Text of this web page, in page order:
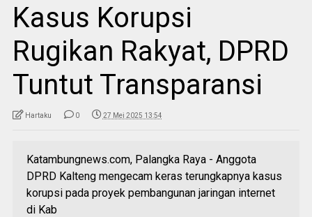
Kasus Korupsi
Rugikan Rakyat, DPRD
Tuntut Transparansi
Hartaku 0 27 Mei 2025 13:54
Katambungnews.com, Palangka Raya - Anggota
DPRD Kalteng mengecam keras terungkapnya kasus
korupsi pada proyek pembangunan jaringan internet
di Kab